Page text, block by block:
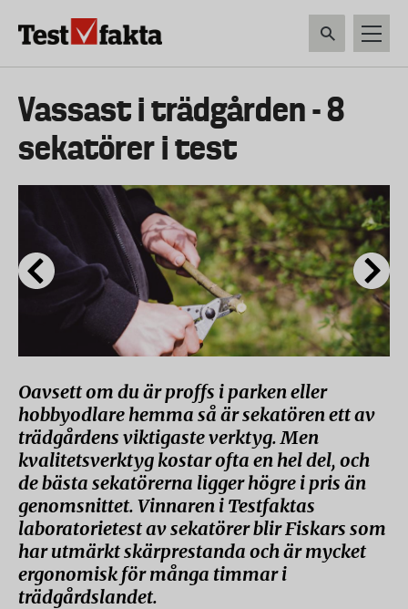
Huvudmeny
ny
LIVSMEDEL
Vassast i trädgården - 8
sekatörer i test
Oavsett om du är proffs i parken eller
hobbyodlare hemma så är sekatören ett av
trädgårdens viktigaste verktyg. Men
kvalitetsverktyg kostar ofta en hel del, och
de bästa sekatörerna ligger högre i pris än
genomsnittet. Vinnaren i Testfaktas
laboratorietest av sekatörer blir Fiskars som
har utmärkt skärprestanda och är mycket
ergonomisk för många timmar i
trädgårdslandet.